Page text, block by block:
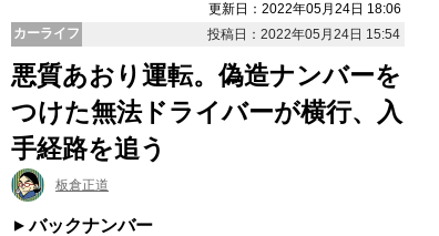
更新日：2022年05月24日 18:06
カーライフ
投稿日：2022年05月24日 15:54
悪質あおり運転。偽造ナンバーを
つけた無法ドライバーが横行、入
手経路を追う
板倉正道
バックナンバー